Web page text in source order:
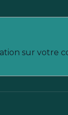
sur votre